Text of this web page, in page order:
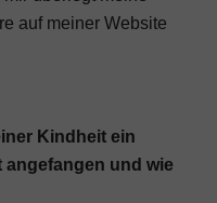
auf meiner Website
Kindheit ein
angefangen und wie